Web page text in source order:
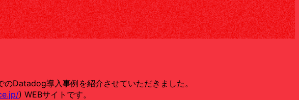
Datadog導入事例を紹介させていただきました。
) WEBサイトです。